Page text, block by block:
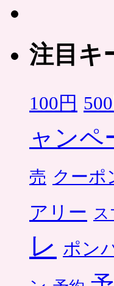
注目キ
100円
ャンペ
売 クーポ
アリー
レ ポン